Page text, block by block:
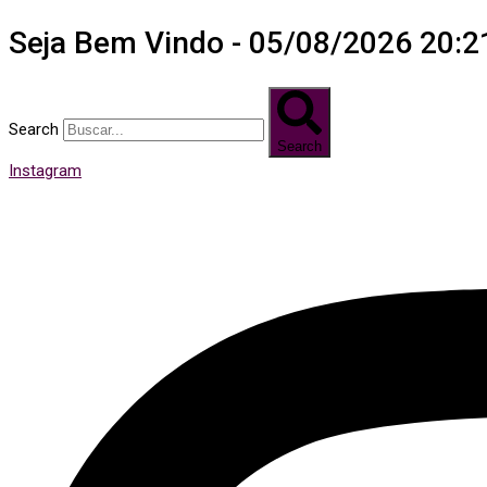
Seja Bem Vindo - 05/08/2026
Search
Search
Instagram